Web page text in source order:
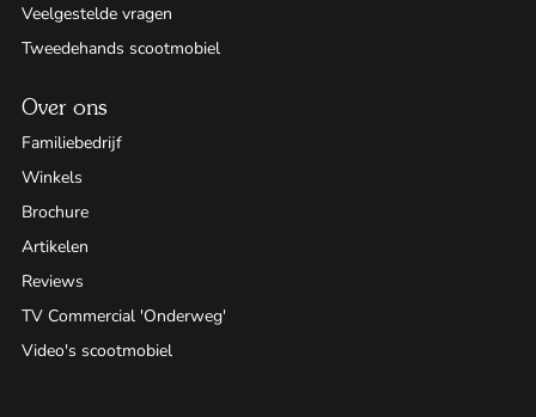
Veelgestelde vragen
Tweedehands scootmobiel
Over ons
Familiebedrijf
Winkels
Brochure
Artikelen
Reviews
TV Commercial 'Onderweg'
Video's scootmobiel